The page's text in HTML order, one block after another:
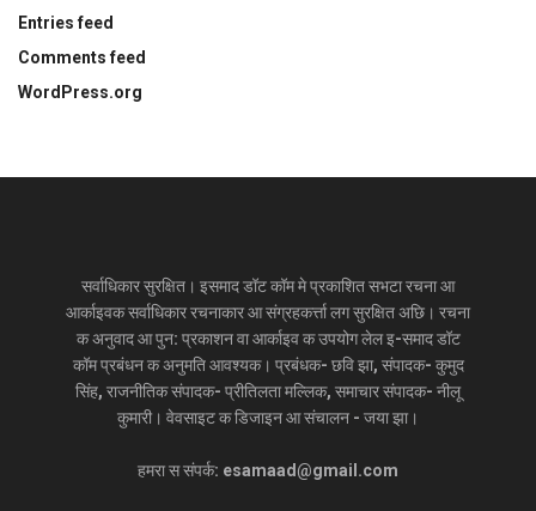
Entries feed
Comments feed
WordPress.org
सर्वाधिकार सुरक्षित। इसमाद डॉट कॉम मे प्रकाशित सभटा रचना आ
आर्काइवक सर्वाधिकार रचनाकार आ संग्रहकर्त्ता लग सुरक्षित अछि। रचना
क अनुवाद आ पुन: प्रकाशन वा आर्काइव क उपयोग लेल इ-समाद डॉट
कॉम प्रबंधन क अनुमति आवश्यक। प्रबंधक- छवि झा, संपादक- कुमुद
सिंह, राजनीतिक संपादक- प्रीतिलता मल्लिक, समाचार संपादक- नीलू
कुमारी। वेवसाइट क डिजाइन आ संचालन - जया झा।
हमरा स संपर्क: esamaad@gmail.com